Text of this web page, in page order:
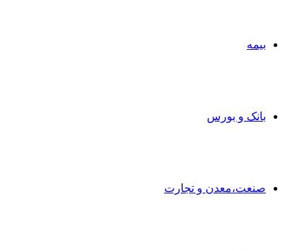
بیمه
بانک و بورس
صنعت،معدن و تجارت